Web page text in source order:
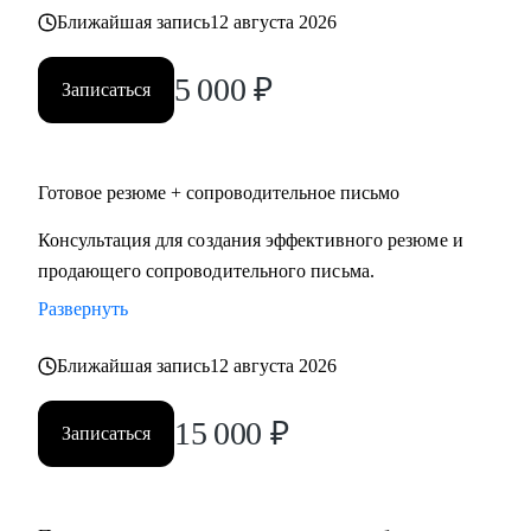
логистики, HR, юриспруденции.
заинтересован в повышении и изменении траектории
карьерного развития.
преодолеть "карьерный потолок", проработать
"выгорание".
Ближайшая запись12 августа 2026
Записаться 5 000 ₽
Готовое резюме + сопроводительное письмо
Консультация для создания эффективного резюме и
продающего сопроводительного письма.
Развернуть
Ближайшая запись12 августа 2026
Записаться 15 000 ₽